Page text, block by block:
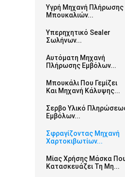
Υγρή Μηχανή Πλήρωσης
Μπουκαλιών...
Υπερηχητικό Sealer
Σωλήνων...
Αυτόματη Μηχανή
Πλήρωσης Εμβόλων...
Μπουκάλι Που Γεμίζει
Και Μηχανή Κάλυψης...
Σερβο Υλικό
Εμβόλων...
Σφραγίζοντας Μηχανή
Χαρτοκιβωτίων...
Μίας Χρήσης Μάσκα
Κατασκευάζει Τη Μη...